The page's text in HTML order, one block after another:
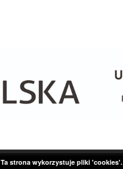
Ta strona wykorzystuje pliki 'cookies'.